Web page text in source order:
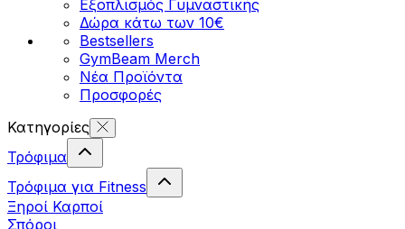
Εξοπλισμός Γυμναστικής
Δώρα κάτω των 10€
Bestsellers
GymBeam Merch
Νέα Προϊόντα
Προσφορές
Κατηγορίες
Τρόφιμα
Τρόφιμα για Fitness
Ξηροί Καρποί
Σπόροι